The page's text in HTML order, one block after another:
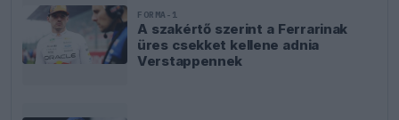
FORMA-1
A szakértő szerint a Ferrarinak
üres csekket kellene adnia
Verstappennek